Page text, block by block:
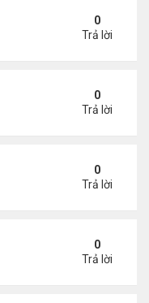
bay nằm ở vị trí dễ
0
Trả lời
Nga
0
Trả lời
lực của ông
0
Trả lời
cãi trong thảm kịch
0
Trả lời